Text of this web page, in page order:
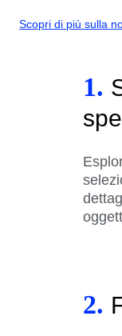
Scopri di più sulla
1.
2.